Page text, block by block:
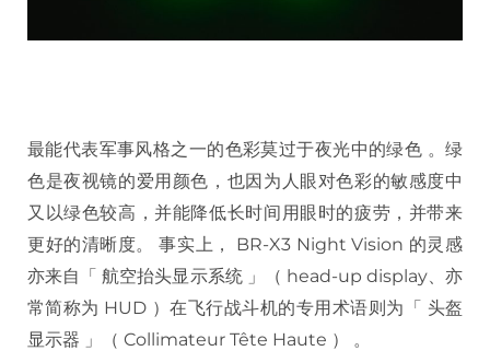
最能代表军事风格之一的色彩莫过于夜光中的绿色 。绿
色是夜视镜的爱用颜色，也因为人眼对色彩的敏感度中
又以绿色较高，并能降低长时间用眼时的疲劳，并带来
更好的清晰度。 事实上， BR-X3 Night Vision 的灵感
亦来自「 航空抬头显示系统 」（ head-up display、亦
常简称为 HUD ）在飞行战斗机的专用术语则为「 头盔
显示器 」（ Collimateur Tête Haute ） 。